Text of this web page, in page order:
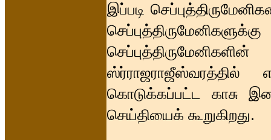
இப்படி
ஸ்ர்ராஜராஜீஸ்வரத்தில்
கொடுக்கப்பட்ட காசு
செய்தியைக் கூறுகிறது.